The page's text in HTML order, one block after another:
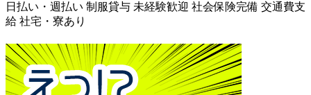
日払い・週払い 制服貸与 未経験歓迎 社会保険完備 交通費支
給 社宅・寮あり